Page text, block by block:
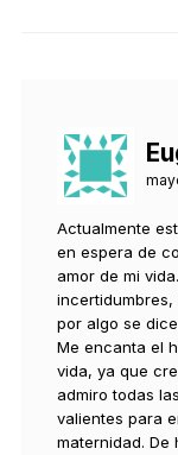
Actualmente
en espera de
amor de mi
incertidumbres,
por algo se
Me encanta el
vida, ya que
admiro todas
valientes para
maternidad.